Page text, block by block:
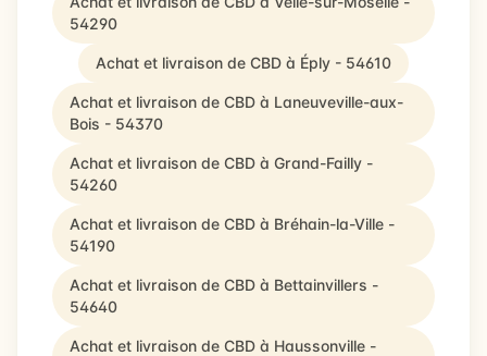
54290
Achat et livraison de CBD à Éply - 54610
Achat et livraison de CBD à Laneuveville-aux-
Bois - 54370
Achat et livraison de CBD à Grand-Failly -
54260
Achat et livraison de CBD à Bréhain-la-Ville -
54190
Achat et livraison de CBD à Bettainvillers -
54640
Achat et livraison de CBD à Haussonville -